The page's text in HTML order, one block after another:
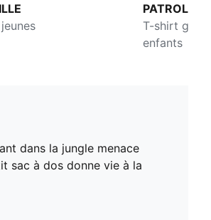
PATROL
T-shirt
enfants
dans la jungle menace
sac à dos donne vie à la